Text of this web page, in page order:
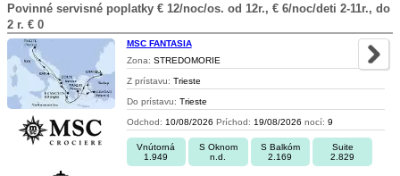
Povinné servisné poplatky € 12/noc/os. od 12r., € 6/noc/deti 2-11r., do
2 r. € 0
MSC FANTASIA
Zona: STREDOMORIE
Z prístavu: Trieste
Do prístavu: Trieste
Odchod: 10/08/2026 Príchod: 19/08/2026 nocí: 9
Vnútorná
1.949
S Oknom
n.d.
S Balkóm
2.169
Suite
2.829